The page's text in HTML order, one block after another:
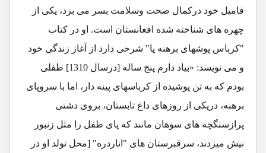
فامیل خود درکمال صحت وسلامت بسر می برد، یکی از
چهره های شناخته شده افغانستان است. او در کتاب
"کرباس پوشهای برهنه پا" شرحی دارد از آغاز زندگی خود
و می نویسد: «بیاد دارم پنج ساله [درسال 1310] طفلی
بودم که به تن پوشیده از کرباسهای پینه دار، اما با سروپای
برهنه، دریکی از روزهای داغ تابستان، بروی دشتی
پرازسنگچه های سوهان مانند که پای طفل را مثل زنبور
نیش میزدند، سرقبرستان های "اناردره" [محل تولد او در